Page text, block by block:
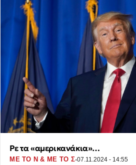
Ρε τα «αμερικανάκια»…
ME TO N & ME TO Σ·07.11.2024 - 14:55